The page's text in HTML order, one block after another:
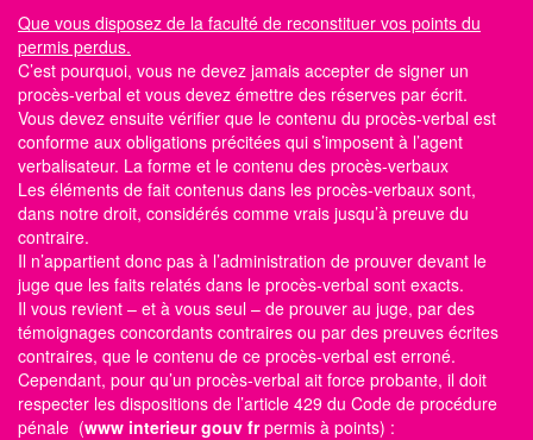
Que vous disposez de la faculté de reconstituer vos points du
permis perdus.
C’est pourquoi, vous ne devez jamais accepter de signer un
procès-verbal et vous devez émettre des réserves par écrit.
Vous devez ensuite vérifier que le contenu du procès-verbal est
conforme aux obligations précitées qui s’imposent à l’agent
verbalisateur. La forme et le contenu des procès-verbaux
Les éléments de fait contenus dans les procès-verbaux sont,
dans notre droit, considérés comme vrais jusqu’à preuve du
contraire.
Il n’appartient donc pas à l’administration de prouver devant le
juge que les faits relatés dans le procès-verbal sont exacts.
Il vous revient – et à vous seul – de prouver au juge, par des
témoignages concordants contraires ou par des preuves écrites
contraires, que le contenu de ce procès-verbal est erroné.
Cependant, pour qu’un procès-verbal ait force probante, il doit
respecter les dispositions de l’article 429 du Code de procédure
pénale (www interieur gouv frpermis à points) :